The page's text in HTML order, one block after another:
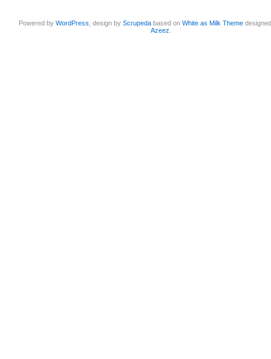
Powered byWordPress , design byScrupeda based onWhite as Milk Theme
Azeez